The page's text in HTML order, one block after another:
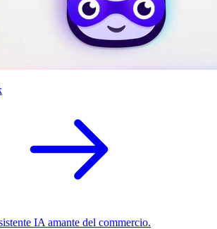
IA amante del commercio.